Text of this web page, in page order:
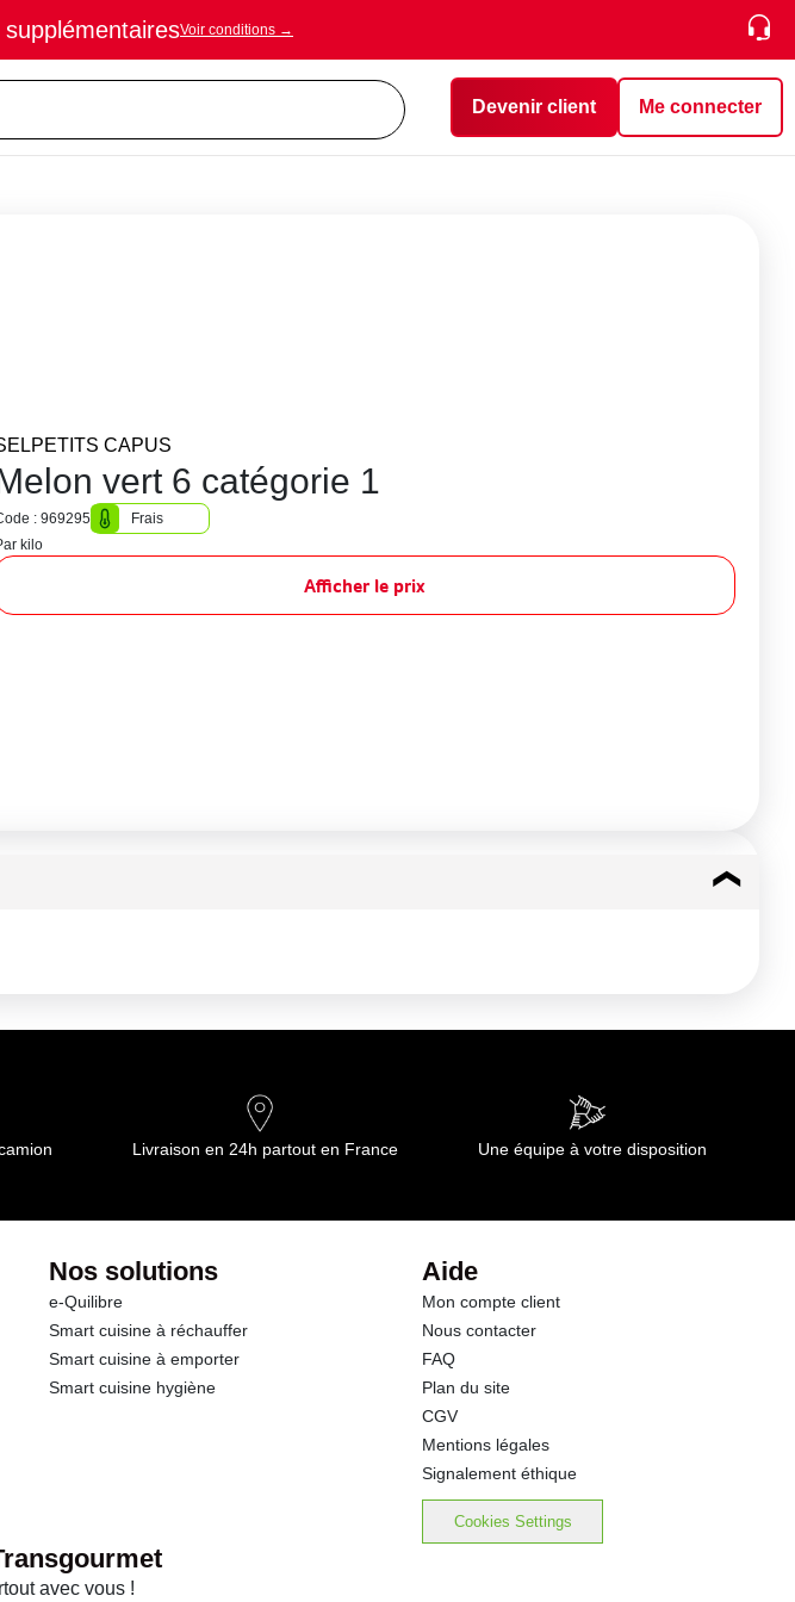
supplémentairesVoir conditions →
Devenir client Me connecter
CAPUS
vert 6 catégorie 1
: 969295
Frais
kilo
Afficher le prix
Livraison en 24h partout en France Une équipe à votre disposition
Nos solutions
e-Quilibre
Smart cuisine à réchauffer
Smart cuisine à emporter
Smart cuisine hygiène
Aide
Mon compte client
Nous contacter
FAQ
Plan du site
CGV
Mentions légales
Signalement éthique
Cookies Settings
avec vous !